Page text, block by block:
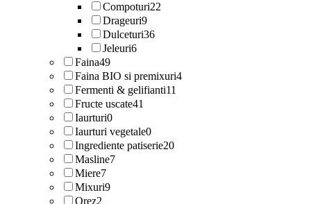
Compoturi22
Drageuri9
Dulceturi36
Jeleuri6
Faina49
Faina BIO si premixuri4
Fermenti & gelifianti11
Fructe uscate41
Iaurturi0
Iaurturi vegetale0
Ingrediente patiserie20
Masline7
Miere7
Mixuri9
Orez2